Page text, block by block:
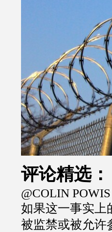
评论精选：
@COLIN POWIS
如果这一事实上
被监禁或被允许